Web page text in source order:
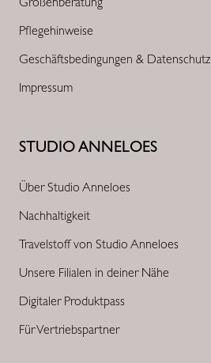
STUDIO ANNELOES
Über Studio Anneloes
Nachhaltigkeit
Travelstoff von Studio Anneloes
Unsere Filialen in deiner Nähe
Digitaler Produktpass
Für Vertriebspartner
Pflegehinweise
Geschäftsbedingungen & Datenschutz
Impressum